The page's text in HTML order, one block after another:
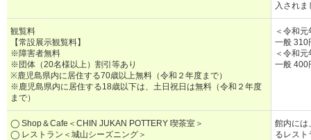
入されま
観覧料
【常設展示観覧料】
※障害者無料
※団体（20名様以上）割引等あり
※鹿児島県内に居住する70歳以上無料（令和２年度まで）
※鹿児島県内に居住する18歳以下は、土日祝日は無料（令和２年度
まで）
＜令和
一般
＜令和
一般
◯ Shop＆Cafe＜CHIN JUKAN POTTERY 喫茶室＞
◯ レストラン＜城山シーズニング＞
館内には
るレスト